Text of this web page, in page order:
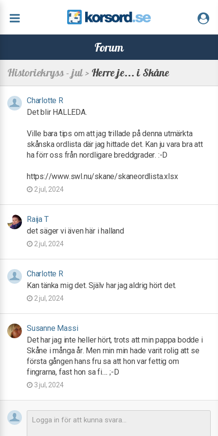
Forum
Historiekryss - jul >Herre je... i Skåne
Charlotte R
Det blir HALLEDA.
Ville bara tips om att jag trillade på denna utmärkta
skånska ordlista där jag hittade det. Kan ju vara bra att
ha förr oss från nordligare breddgrader. :-D
https://www.swl.nu/skane/skaneordlista.xlsx
2 jul, 2024
Raija T
det säger vi även här i halland
2 jul, 2024
Charlotte R
Kan tänka mig det. Själv har jag aldrig hört det.
2 jul, 2024
Susanne Massi
Det har jag inte heller hört, trots att min pappa bodde i
Skåne i många år. Men min min hade varit rolig att se
första gången hans fru sa att hon var fettig om
fingrarna, fast hon sa fi.... ;-D
3 jul, 2024